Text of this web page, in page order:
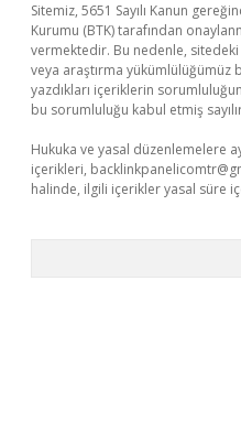
Sitemiz, 5651 Sayılı Kanun
Kurumu (BTK) tarafından
vermektedir. Bu nedenle,
veya araştırma yükümlülüğümüz
yazdıkları içeriklerin
bu sorumluluğu kabul etmiş
Hukuka ve yasal düzenlemelere
içerikleri,
halinde, ilgili içerikler yasal süre